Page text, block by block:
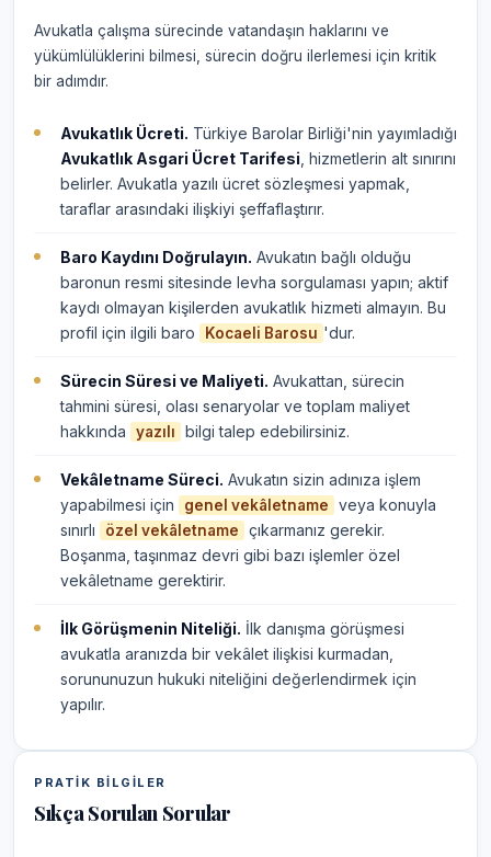
Avukatla çalışma sürecinde vatandaşın haklarını ve
yükümlülüklerini bilmesi, sürecin doğru ilerlemesi için kritik
bir adımdır.
Avukatlık Ücreti. Türkiye Barolar Birliği'nin yayımladığı
Avukatlık Asgari Ücret Tarifesi , hizmetlerin alt sınırını
belirler. Avukatla yazılı ücret sözleşmesi yapmak,
taraflar arasındaki ilişkiyi şeffaflaştırır.
Baro Kaydını Doğrulayın. Avukatın bağlı olduğu
baronun resmi sitesinde levha sorgulaması yapın; aktif
kaydı olmayan kişilerden avukatlık hizmeti almayın. Bu
profil için ilgili baro
Kocaeli Barosu 'dur.
Sürecin Süresi ve Maliyeti. Avukattan, sürecin
tahmini süresi, olası senaryolar ve toplam maliyet
hakkında
yazılı bilgi talep edebilirsiniz.
Vekâletname Süreci. Avukatın sizin adınıza işlem
yapabilmesi için
genel vekâletname
veya konuyla
sınırlı
özel vekâletname
çıkarmanız gerekir.
Boşanma, taşınmaz devri gibi bazı işlemler özel
vekâletname gerektirir.
İlk Görüşmenin Niteliği. İlk danışma görüşmesi
avukatla aranızda bir vekâlet ilişkisi kurmadan,
sorununuzun hukuki niteliğini değerlendirmek için
yapılır.
PRATIK BILGILER
Sıkça Sorulan Sorular